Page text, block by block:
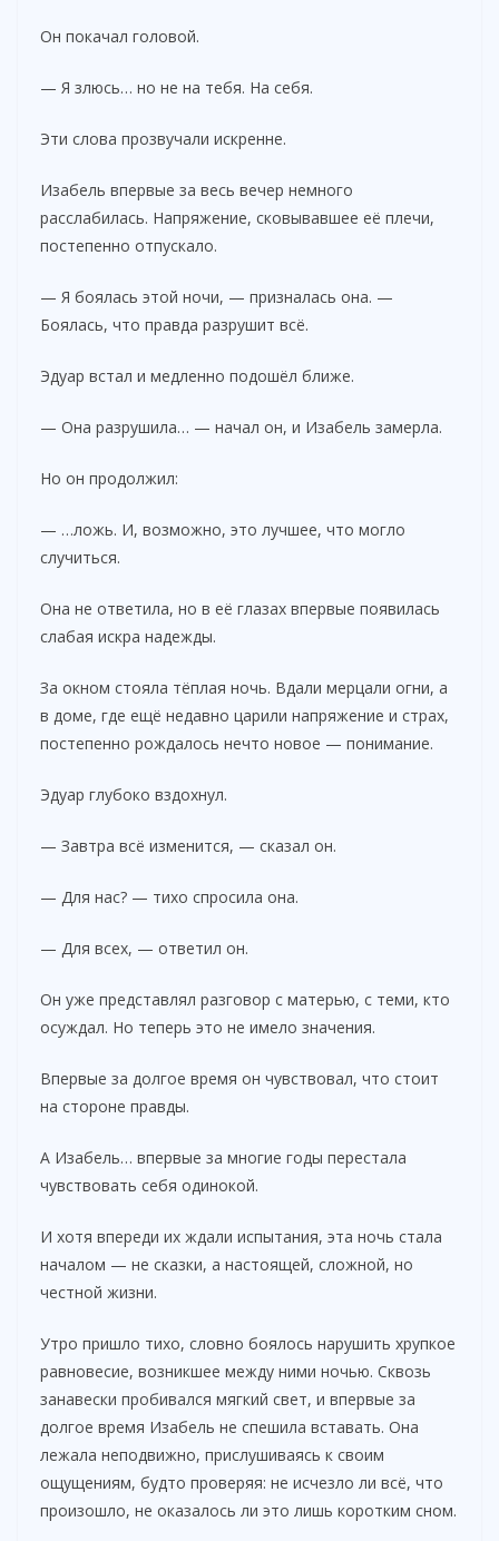
Он покачал головой.
— Я злюсь… но не на тебя. На себя.
Эти слова прозвучали искренне.
Изабель впервые за весь вечер немного
расслабилась. Напряжение, сковывавшее её плечи,
постепенно отпускало.
— Я боялась этой ночи, — призналась она. —
Боялась, что правда разрушит всё.
Эдуар встал и медленно подошёл ближе.
— Она разрушила… — начал он, и Изабель замерла.
Но он продолжил:
— …ложь. И, возможно, это лучшее, что могло
случиться.
Она не ответила, но в её глазах впервые появилась
слабая искра надежды.
За окном стояла тёплая ночь. Вдали мерцали огни, а
в доме, где ещё недавно царили напряжение и страх,
постепенно рождалось нечто новое — понимание.
Эдуар глубоко вздохнул.
— Завтра всё изменится, — сказал он.
— Для нас? — тихо спросила она.
— Для всех, — ответил он.
Он уже представлял разговор с матерью, с теми, кто
осуждал. Но теперь это не имело значения.
Впервые за долгое время он чувствовал, что стоит
на стороне правды.
А Изабель… впервые за многие годы перестала
чувствовать себя одинокой.
И хотя впереди их ждали испытания, эта ночь стала
началом — не сказки, а настоящей, сложной, но
честной жизни.
Утро пришло тихо, словно боялось нарушить хрупкое
равновесие, возникшее между ними ночью. Сквозь
занавески пробивался мягкий свет, и впервые за
долгое время Изабель не спешила вставать. Она
лежала неподвижно, прислушиваясь к своим
ощущениям, будто проверяя: не исчезло ли всё, что
произошло, не оказалось ли это лишь коротким сном.